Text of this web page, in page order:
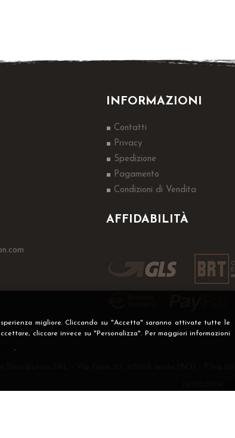
migliore. Cliccando su "Accetta" saranno attivate tutte le
cliccare invece su "Personalizza". Per maggiori informazioni
.
INFORMAZIONI
Contatti
Privacy
Spedizione
Pagamento
Condizioni di Vendita
AFFIDABILITÀ